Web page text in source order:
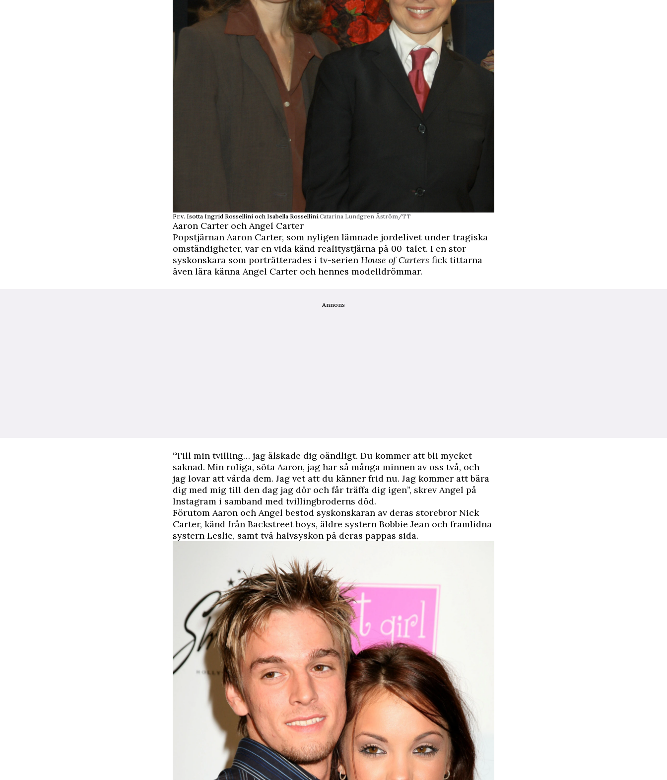
Fr.v. Isotta Ingrid Rossellini och Isabella Rossellini.Catarina Lundgren Åström/TT
Aaron Carter och Angel Carter
Popstjärnan Aaron Carter, som nyligen lämnade jordelivet under tragiska
omständigheter, var en vida känd realitystjärna på 00-talet. I en stor
syskonskara som porträtterades i tv-serien House of Carters fick tittarna
även lära känna Angel Carter och hennes modelldrömmar.
Annons
“Till min tvilling… jag älskade dig oändligt. Du kommer att bli mycket
saknad. Min roliga, söta Aaron, jag har så många minnen av oss två, och
jag lovar att vårda dem. Jag vet att du känner frid nu. Jag kommer att bära
dig med mig till den dag jag dör och får träffa dig igen”, skrev Angel på
Instagram i samband med tvillingbroderns död.
Förutom Aaron och Angel bestod syskonskaran av deras storebror Nick
Carter, känd från Backstreet boys, äldre systern Bobbie Jean och framlidna
systern Leslie, samt två halvsyskon på deras pappas sida.